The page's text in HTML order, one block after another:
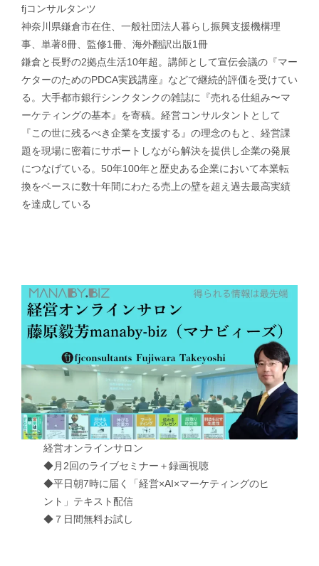
fjコンサルタンツ
神奈川県鎌倉市在住、一般社団法人暮らし振興支援機構理
事、単著8冊、監修1冊、海外翻訳出版1冊
鎌倉と長野の2拠点生活10年超。講師として宣伝会議の『マー
ケターのためのPDCA実践講座』などで継続的評価を受けてい
る。大手都市銀行シンクタンクの雑誌に『売れる仕組み〜マ
ーケティングの基本』を寄稿。経営コンサルタントとして
『この世に残るべき企業を支援する』の理念のもと、経営課
題を現場に密着にサポートしながら解決を提供し企業の発展
につなげている。50年100年と歴史ある企業において本業転
換をベースに数十年間にわたる売上の壁を超え過去最高実績
を達成している
経営オンラインサロン
◆月2回のライブセミナー＋録画視聴
◆平日朝7時に届く「経営×AI×マーケティングのヒ
ント」テキスト配信
◆７日間無料お試し